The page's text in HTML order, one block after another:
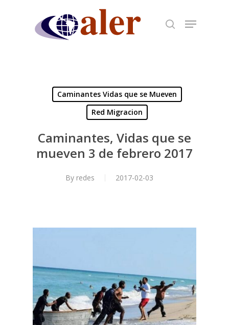
Caminantes Vidas que se Mueven
Red Migracion
Caminantes, Vidas que se
mueven 3 de febrero 2017
By redes 2017-02-03